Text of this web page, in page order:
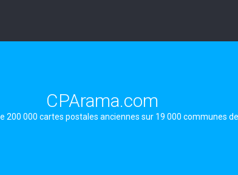
CPArama.com
200 000 cartes postales anciennes sur 19 000 communes